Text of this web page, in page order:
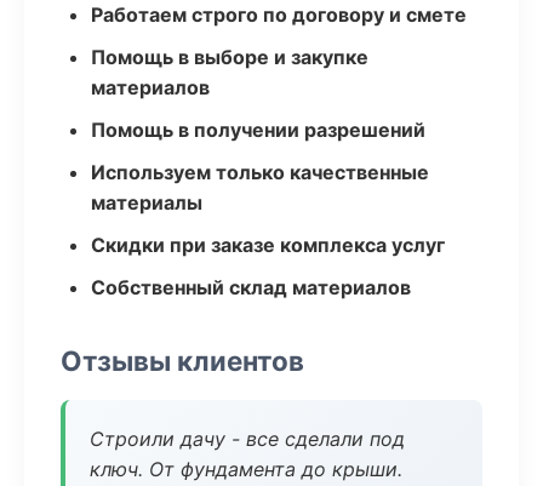
Работаем строго по договору и смете
Помощь в выборе и закупке
материалов
Помощь в получении разрешений
Используем только качественные
материалы
Скидки при заказе комплекса услуг
Собственный склад материалов
Отзывы клиентов
Строили дачу - все сделали под
ключ. От фундамента до крыши.